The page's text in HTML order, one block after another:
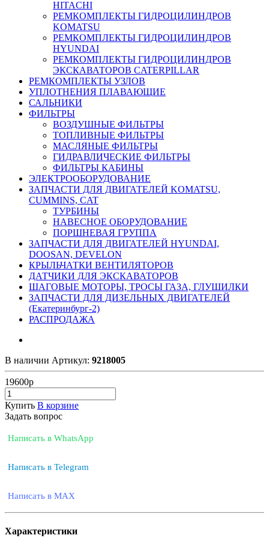
HITACHI
РЕМКОМПЛЕКТЫ ГИДРОЦИЛИНДРОВ
KOMATSU
РЕМКОМПЛЕКТЫ ГИДРОЦИЛИНДРОВ
HYUNDAI
РЕМКОМПЛЕКТЫ ГИДРОЦИЛИНДРОВ
ЭКСКАВАТОРОВ CATERPILLAR
РЕМКОМПЛЕКТЫ УЗЛОВ
УПЛОТНЕНИЯ ПЛАВАЮЩИЕ
САЛЬНИКИ
ФИЛЬТРЫ
ВОЗДУШНЫЕ ФИЛЬТРЫ
ТОПЛИВНЫЕ ФИЛЬТРЫ
МАСЛЯНЫЕ ФИЛЬТРЫ
ГИДРАВЛИЧЕСКИЕ ФИЛЬТРЫ
ФИЛЬТРЫ КАБИНЫ
ЭЛЕКТРООБОРУДОВАНИЕ
ЗАПЧАСТИ ДЛЯ ДВИГАТЕЛЕЙ KOMATSU,
CUMMINS, CAT
ТУРБИНЫ
НАВЕСНОЕ ОБОРУДОВАНИЕ
ПОРШНЕВАЯ ГРУППА
ЗАПЧАСТИ ДЛЯ ДВИГАТЕЛЕЙ HYUNDAI,
DOOSAN, DEVELON
КРЫЛЬЧАТКИ ВЕНТИЛЯТОРОВ
ДАТЧИКИ ДЛЯ ЭКСКАВАТОРОВ
ШАГОВЫЕ МОТОРЫ, ТРОСЫ ГАЗА, ГЛУШИЛКИ
ЗАПЧАСТИ ДЛЯ ДИЗЕЛЬНЫХ ДВИГАТЕЛЕЙ
(Екатеринбург-2)
РАСПРОДАЖА
В наличии Артикул: 9218005
19600р
Купить В корзине
Задать вопрос
Написать в WhatsApp
Написать в Telegram
Написать в MAX
Характеристики